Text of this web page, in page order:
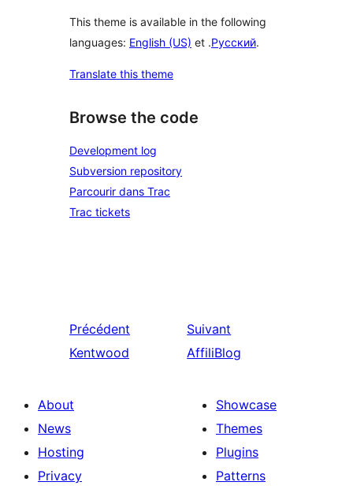
This theme is available in the following
languages: English (US) et .Русский.
Translate this theme
Browse the code
Development log
Subversion repository
Parcourir dans Trac
Trac tickets
Précédent
Kentwood
Suivant
AffiliBlog
About
News
Hosting
Privacy
Showcase
Themes
Plugins
Patterns